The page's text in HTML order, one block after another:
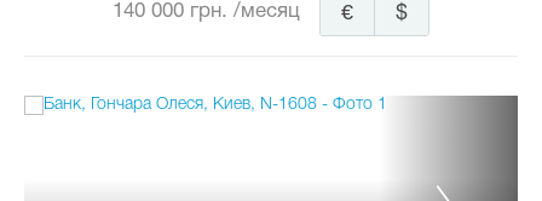
140 000 грн. /месяц $
€